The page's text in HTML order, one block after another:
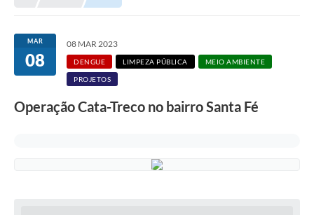
MAR
08
08 MAR 2023
DENGUE LIMPEZA PÚBLICA MEIO AMBIENTE
PROJETOS
Operação Cata-Treco no bairro Santa Fé